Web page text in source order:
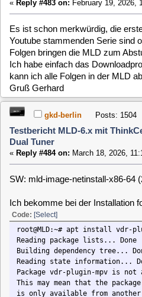
Dual Tuner
SW: mld-image-netinstall-x86-64
Ich bekomme bei der Installation folgende
Code:[Select]
Package vdr-
is only
E: Package 'vdr-plugin-mpv' has no
Gruß Gerhard
rfehr Posts: 1763
Testbericht MLD-6.x mit ThinkCentre
Dual Tuner
Reply #485 on:March 18, 2026, 12:53:09 »
Quote from: gkd-berlin on March 18, 2026,
SW: mld-image-netinstall-x86-64 (260317).iso
Ich bekomme bei der Installation folgende